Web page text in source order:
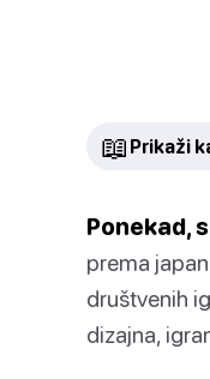
📖 Prikaži
Ponekad,
prema
društvenih
dizajna,